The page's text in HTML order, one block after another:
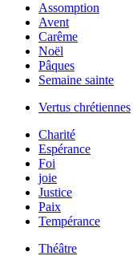
Assomption
Avent
Carême
Noël
Pâques
Semaine sainte
Vertus chrétiennes
Charité
Espérance
Foi
joie
Justice
Paix
Tempérance
Théâtre